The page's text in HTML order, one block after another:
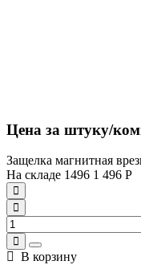
Цена за штуку/
Защелка магнитная
На складе 1496 1 496 Р
В корзину